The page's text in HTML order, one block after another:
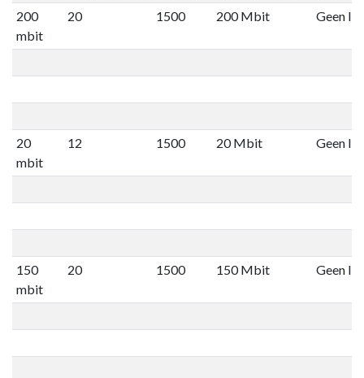
200
mbit
20 1500 200 Mbit Geen
20
mbit
12 1500 20 Mbit Geen
150
mbit
20 1500 150 Mbit Geen